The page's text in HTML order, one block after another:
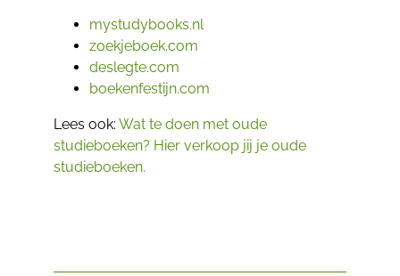
mystudybooks.nl
zoekjeboek.com
deslegte.com
boekenfestijn.com
Lees ook: Wat te doen met oude
studieboeken? Hier verkoop jij je oude
studieboeken.